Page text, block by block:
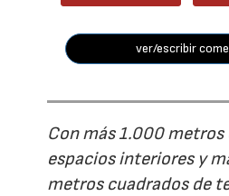
ver/escribir
Con más 1.000 metros
espacios interiores y
metros cuadrados de